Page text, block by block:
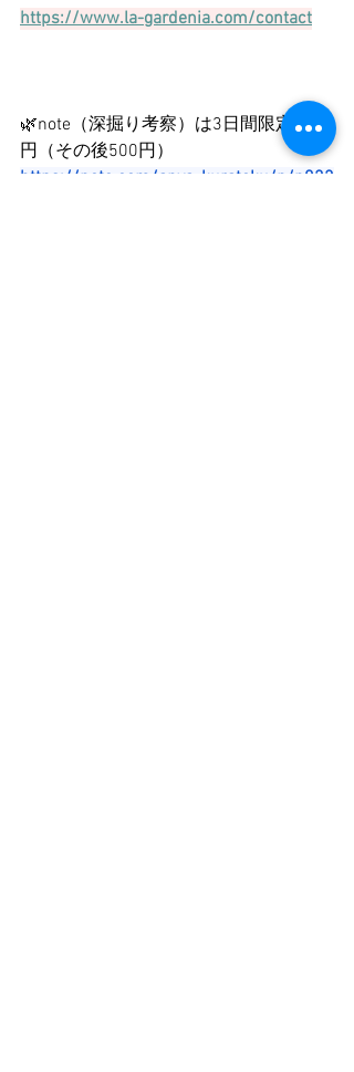
https://www.la-gardenia.com/contact
🌿note（深掘り考察）は3日間限定300
円（その後500円）
https://note.com/anya_kuratoku/n/n022